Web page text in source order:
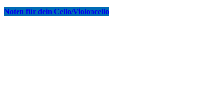
Noten für dein Cello/Violoncello